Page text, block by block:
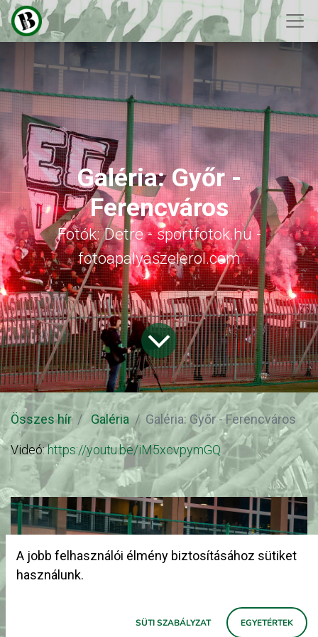
Galéria: Győr -
Ferencváros
Fotók: Detre - sportfotok.hu -
fotoapalyaszelerol.com
Összes hír Galéria Galéria: Győr - Ferencváros
Videó:https://youtu.be/iM5xcvpymGQ
A jobb felhasználói élmény biztosításához sütiket
használunk.
SÜTI SZABÁLYZAT EGYETÉRTEK